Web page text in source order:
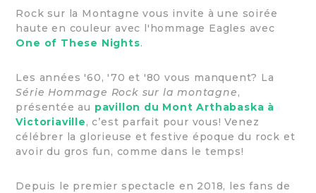
Rock sur la Montagne vous invite à une soirée
haute en couleur avec l'hommage Eagles avec
One of These Nights.
Les années '60, '70 et '80 vous manquent? La
Série Hommage Rock sur la montagne,
présentée au pavillon du Mont Arthabaska à
Victoriaville, c’est parfait pour vous! Venez
célébrer la glorieuse et festive époque du rock et
avoir du gros fun, comme dans le temps!
Depuis le premier spectacle en 2018, les fans de